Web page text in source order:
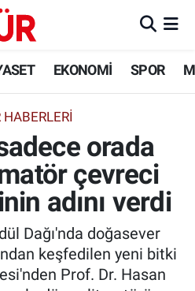
EKONOMİ SPOR
orada
çevreci
adını verdi
Dağı'nda doğasever
keşfedilen yeni bitki
Prof. Dr. Hasan
Haritası
ve Fikstür